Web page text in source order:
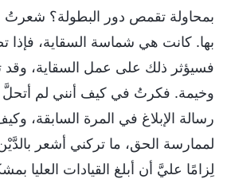
بمحاولة تقمص دور البطولة؟ شعرتُ
بها. كانت هي شماسة السقاية،
فسيؤثر ذلك على عمل السقاية، وقد
وخيمة. فكرتُ في كيف أنني لم أتحلَّ
رسالة الإبلاغ في المرة السابقة،
لممارسة الحق، ما تركني أشعر
لِزامًا عليَّ أن أبلغ القيادات العليا